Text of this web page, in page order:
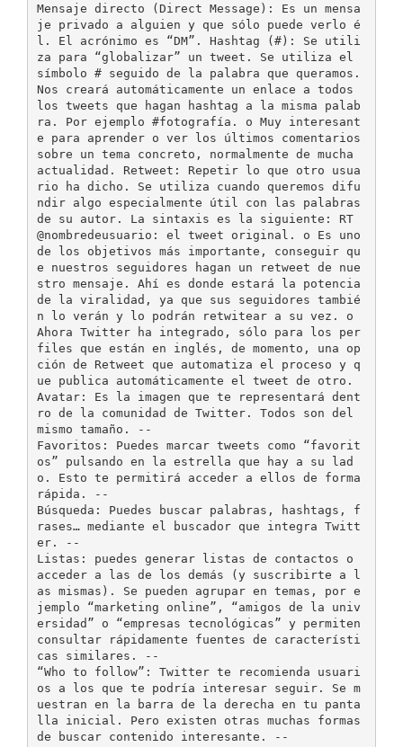
Mensaje directo (Direct Message): Es un mensa
je privado a alguien y que sólo puede verlo é
l. El acrónimo es “DM”. Hashtag (#): Se utili
za para “globalizar” un tweet. Se utiliza el
símbolo # seguido de la palabra que queramos.
Nos creará automáticamente un enlace a todos
los tweets que hagan hashtag a la misma palab
ra. Por ejemplo #fotografía. o Muy interesant
e para aprender o ver los últimos comentarios
sobre un tema concreto, normalmente de mucha
actualidad. Retweet: Repetir lo que otro usua
rio ha dicho. Se utiliza cuando queremos difu
ndir algo especialmente útil con las palabras
de su autor. La sintaxis es la siguiente: RT
@nombredeusuario: el tweet original. o Es uno
de los objetivos más importante, conseguir qu
e nuestros seguidores hagan un retweet de nue
stro mensaje. Ahí es donde estará la potencia
de la viralidad, ya que sus seguidores tambié
n lo verán y lo podrán retwitear a su vez. o
Ahora Twitter ha integrado, sólo para los per
files que están en inglés, de momento, una op
ción de Retweet que automatiza el proceso y q
ue publica automáticamente el tweet de otro.
Avatar: Es la imagen que te representará dent
ro de la comunidad de Twitter. Todos son del
mismo tamaño. -­‐
Favoritos: Puedes marcar tweets como “favorit
os” pulsando en la estrella que hay a su lad
o. Esto te permitirá acceder a ellos de forma
rápida. -­‐
Búsqueda: Puedes buscar palabras, hashtags, f
rases… mediante el buscador que integra Twitt
er. -­‐
Listas: puedes generar listas de contactos o
acceder a las de los demás (y suscribirte a l
as mismas). Se pueden agrupar en temas, por e
jemplo “marketing online”, “amigos de la univ
ersidad” o “empresas tecnológicas” y permiten
consultar rápidamente fuentes de característi
cas similares. -­‐
“Who to follow”: Twitter te recomienda usuari
os a los que te podría interesar seguir. Se m
uestran en la barra de la derecha en tu panta
lla inicial. Pero existen otras muchas formas
de buscar contenido interesante. -­‐